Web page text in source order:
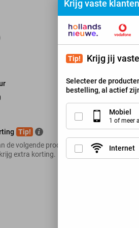
Tip!
de volgende producten je hebt
extra korting.
Krijg vaste
Tip! Krijg jij
Selecteer de
bestelling, al actief
Mobiel
1 of meer
Internet